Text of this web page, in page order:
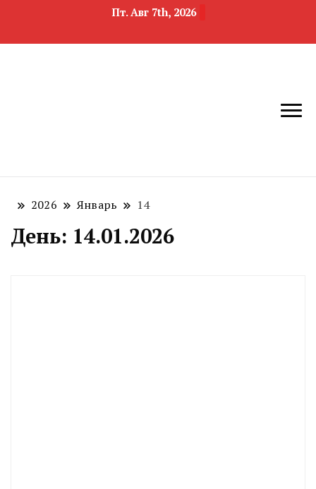
Пт. Авг 7th, 2026
2026 Январь 14
День: 14.01.2026